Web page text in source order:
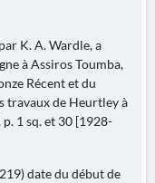
K. A. Wardle, a
à Assiros Toumba,
Récent et du
travaux de Heurtley à
1 sq. et 30 [1928-
date du début de